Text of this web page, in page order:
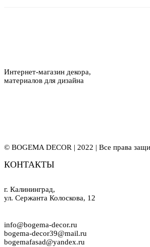
Интернет-магазин декора,
материалов для дизайна
© BOGEMA DECOR | 2022 | Все права
КОНТАКТЫ
г. Калининград,
ул. Сержанта Колоскова, 12
info@bogema-decor.ru
bogema-decor39@mail.ru
bogemafasad@yandex.ru